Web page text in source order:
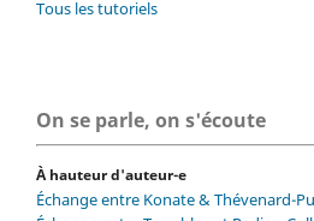
Tous les tutoriels
On se parle, on s'écoute
À hauteur d'auteur-e
Échange entre Konate & Thévenard-